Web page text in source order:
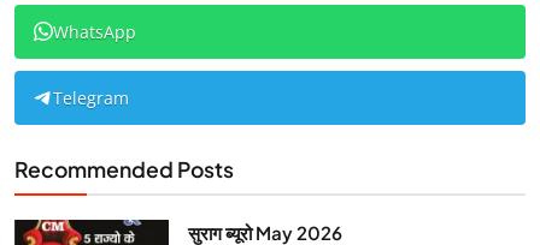
WhatsApp
Telegram
Recommended Posts
सुराग ब्यूरो May 2026